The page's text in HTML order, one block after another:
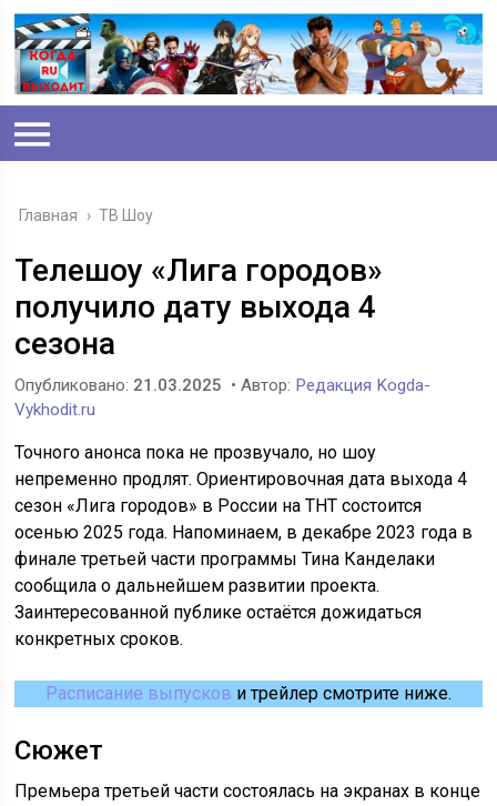
Главная › ТВ Шоу
Телешоу «Лига городов»
получило дату выхода 4
сезона
Опубликовано: 21.03.2025 • Автор: Редакция Kogda-
Vykhodit.ru
Точного анонса пока не прозвучало, но шоу
непременно продлят. Ориентировочная дата выхода 4
сезон «Лига городов» в России на ТНТ состоится
осенью 2025 года. Напоминаем, в декабре 2023 года в
финале третьей части программы Тина Канделаки
сообщила о дальнейшем развитии проекта.
Заинтересованной публике остаётся дожидаться
конкретных сроков.
Расписание выпусков и трейлер смотрите ниже.
Сюжет
Премьера третьей части состоялась на экранах в конце